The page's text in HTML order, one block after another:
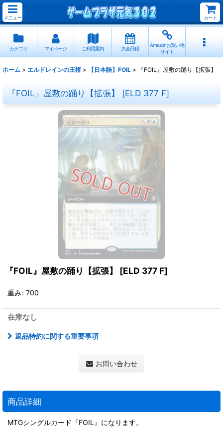
メニュー カート
カテゴリ マイページ ご利用案内 大会日程
Amazonお買い物
サイト
ホーム > エルドレインの王権 > 【日本語】FOIL > 『FOIL』屋敷の踊り【拡張】
『FOIL』屋敷の踊り【拡張】 [ELD 377 F]
『FOIL』屋敷の踊り【拡張】 [ELD 377 F]
重み: 700
在庫なし
返品特約に関する重要事項
お問い合わせ
商品詳細
MTGシングルカード『FOIL』になります。